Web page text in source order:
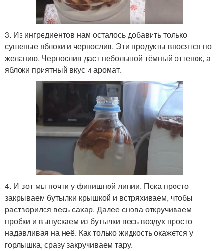
3. Из ингредиентов нам осталось добавить только
сушеные яблоки и чернослив. Эти продукты вносятся по
желанию. Чернослив даст небольшой тёмный оттенок, а
яблоки приятный вкус и аромат.
4. И вот мы почти у финишной линии. Пока просто
закрываем бутылки крышкой и встряхиваем, чтобы
растворился весь сахар. Далее снова откручиваем
пробки и выпускаем из бутылки весь воздух просто
надавливая на неё. Как только жидкость окажется у
горлышка, сразу закручиваем тару.